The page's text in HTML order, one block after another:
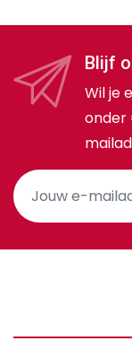
Blijf
Wil je
onder